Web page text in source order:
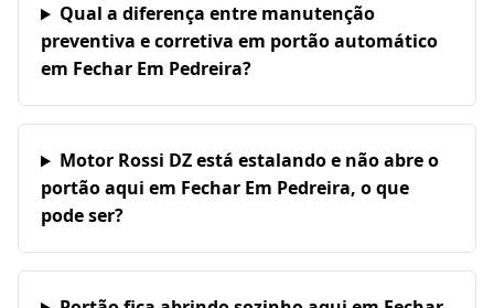
Qual a diferença entre manutenção
preventiva e corretiva em portão automático
em Fechar Em Pedreira?
Motor Rossi DZ está estalando e não abre o
portão aqui em Fechar Em Pedreira, o que
pode ser?